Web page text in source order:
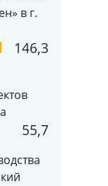
в г.
146,3
55,7